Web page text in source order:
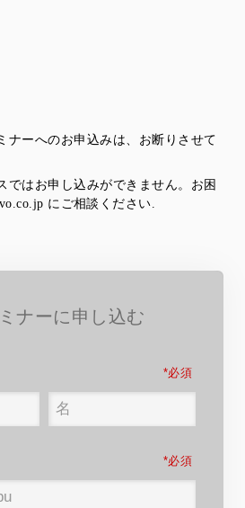
ナーへのお申込みは、お断りさせて
ではお申し込みができません。お困
にご相談ください.
ナーに申し込む
*
*